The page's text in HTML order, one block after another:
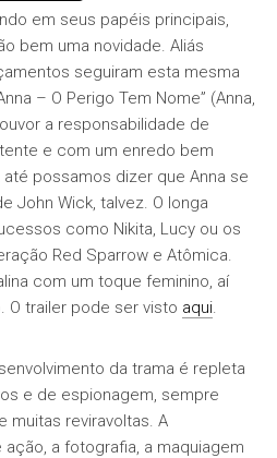
em seus papéis principais,
bem uma novidade. Aliás
seguiram esta mesma
– O Perigo Tem Nome” (Anna,
a responsabilidade de
e com um enredo bem
possamos dizer que Anna se
John Wick, talvez. O longa
como Nikita, Lucy ou os
Red Sparrow e Atômica.
com um toque feminino, aí
O trailer pode ser visto aqui.
da trama é repleta
e de espionagem, sempre
muitas reviravoltas. A
a fotografia, a maquiagem